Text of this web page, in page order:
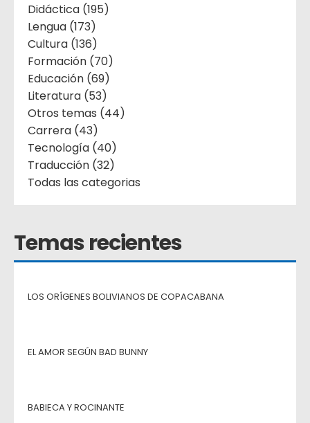
Didáctica (195)
Lengua (173)
Cultura (136)
Formación (70)
Educación (69)
Literatura (53)
Otros temas (44)
Carrera (43)
Tecnología (40)
Traducción (32)
Todas las categorias
Temas recientes
LOS ORÍGENES BOLIVIANOS DE COPACABANA
EL AMOR SEGÚN BAD BUNNY
BABIECA Y ROCINANTE